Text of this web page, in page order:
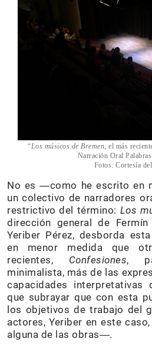
“Los músicos de Bremen , el más
Narración Oral Palabras
Fotos: Cortesía
No es ―como he escrito en
un colectivo de narradores
restrictivo del término: Los
dirección general de
Yeriber Pérez, desborda
en menor medida que
recientes, Confesiones,
minimalista, más de las
capacidades
que subrayar que con esta
los objetivos de trabajo del
actores, Yeriber en este
alguna de las obras―.